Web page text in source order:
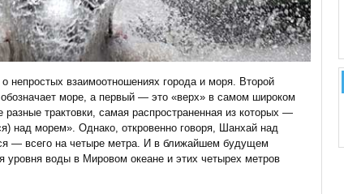
непростых взаимоотношениях города и моря. Второй
море, а первый — это «верх» в самом широком
трактовки, самая распространенная из которых —
над морем». Однако, откровенно говоря, Шанхай над
— всего на четыре метра. И в ближайшем будущем
уровня воды в Мировом океане и этих четырех метров